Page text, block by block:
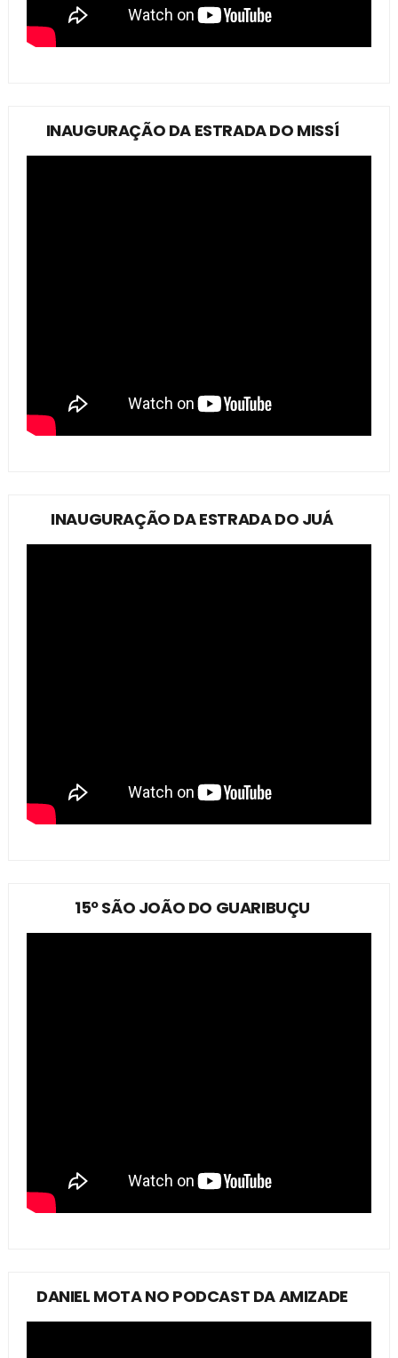
INAUGURAÇÃO DA ESTRADA DO MISSÍ
INAUGURAÇÃO DA ESTRADA DO JUÁ
15º SÃO JOÃO DO GUARIBUÇU
DANIEL MOTA NO PODCAST DA AMIZADE